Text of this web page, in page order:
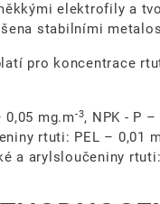
elektrofily a
stabilními
pro koncentrace
0,05 mg.m-3, NPK - P
rtuti: PEL – 0,01
a arylsloučeniny